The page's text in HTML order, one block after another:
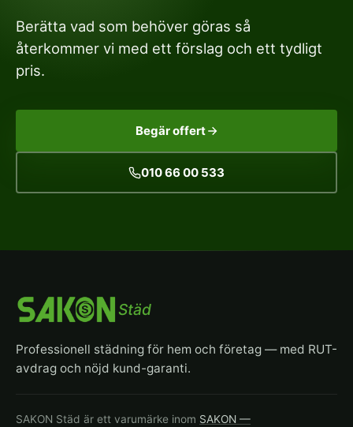
Berätta vad som behöver göras så
återkommer vi med ett förslag och ett tydligt
pris.
Begär offert
010 66 00 533
Städ
Professionell städning för hem och företag — med RUT-
avdrag och nöjd kund-garanti.
SAKON Städ är ett varumärke inom SAKON —